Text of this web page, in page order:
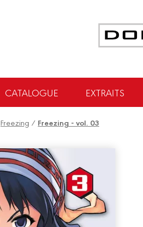
CATALOGUE EXTRAITS
Freezing / Freezing - vol. 03